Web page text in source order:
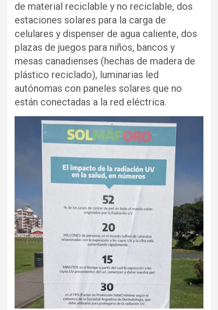
de material reciclable y no reciclable, dos
estaciones solares para la carga de
celulares y dispenser de agua caliente, dos
plazas de juegos para niños, bancos y
mesas canadienses (hechas de madera de
plástico reciclado), luminarias led
autónomas con paneles solares que no
están conectadas a la red eléctrica.